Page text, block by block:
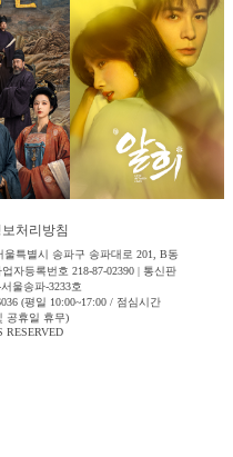
처리방침
특별시 송파구 송파대로 201, B동
자등록번호 218-87-02390 | 통신판
울송파-3233호
(평일 10:00~17:00 / 점심시간
공휴일 휴무)
RESERVED